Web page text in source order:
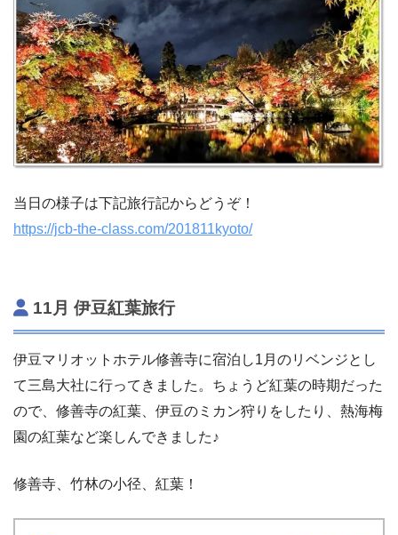
当日の様子は下記旅行記からどうぞ！
https://jcb-the-class.com/201811kyoto/
11月 伊豆紅葉旅行
伊豆マリオットホテル修善寺に宿泊し1月のリベンジとし
て三島大社に行ってきました。ちょうど紅葉の時期だった
ので、修善寺の紅葉、伊豆のミカン狩りをしたり、熱海梅
園の紅葉など楽しんできました♪
修善寺、竹林の小径、紅葉！